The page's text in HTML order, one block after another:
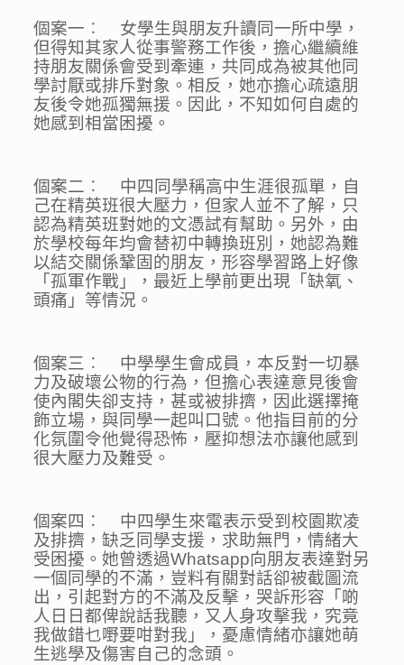
個案一︰ 女學生與朋友升讀同一所中學，
但得知其家人從事警務工作後，擔心繼續維
持朋友關係會受到牽連，共同成為被其他同
學討厭或排斥對象。相反，她亦擔心疏遠朋
友後令她孤獨無援。因此，不知如何自處的
她感到相當困擾。
個案二︰ 中四同學稱高中生涯很孤單，自
己在精英班很大壓力，但家人並不了解，只
認為精英班對她的文憑試有幫助。另外，由
於學校每年均會替初中轉換班別，她認為難
以結交關係鞏固的朋友，形容學習路上好像
「孤軍作戰」，最近上學前更出現「缺氧、
頭痛」等情況。
個案三︰ 中學學生會成員，本反對一切暴
力及破壞公物的行為，但擔心表達意見後會
使內閣失卻支持，甚或被排擠，因此選擇掩
飾立場，與同學一起叫口號。他指目前的分
化氛圍令他覺得恐怖，壓抑想法亦讓他感到
很大壓力及難受。
個案四︰ 中四學生來電表示受到校園欺凌
及排擠，缺乏同學支援，求助無門，情緒大
受困擾。她曾透過Whatsapp向朋友表達對另
一個同學的不滿，豈料有關對話卻被截圖流
出，引起對方的不滿及反擊，哭訴形容「啲
人日日都俾說話我聽，又人身攻擊我，究竟
我做錯乜嘢要咁對我」，憂慮情緒亦讓她萌
生逃學及傷害自己的念頭。